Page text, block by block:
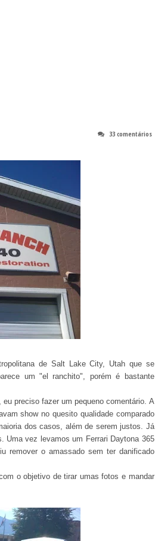
33 comentários
de Salt Lake City, Utah que se
um "el ranchito", porém é bastante
preciso fazer um pequeno comentário. A
show no quesito qualidade comparado
dos casos, além de serem justos. Já
Uma vez levamos um Ferrari Daytona 365
remover o amassado sem ter danificado
o objetivo de tirar umas fotos e mandar